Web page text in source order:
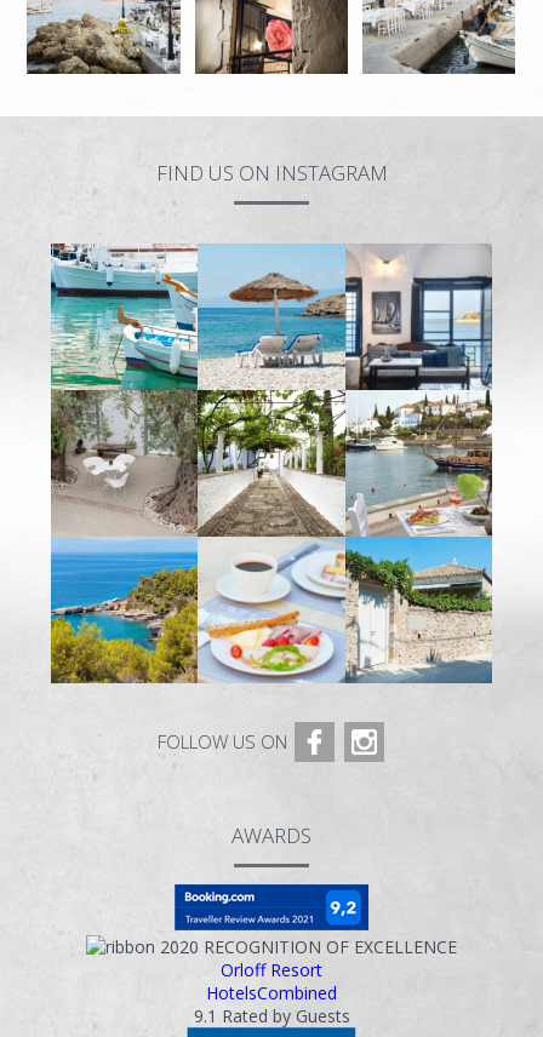
FIND US ON INSTAGRAM
FOLLOW US ON
AWARDS
2020 RECOGNITION OF EXCELLENCE
Orloff Resort
HotelsCombined
9.1 Rated by Guests